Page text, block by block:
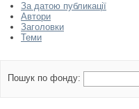
За датою публикації
Автори
Заголовки
Теми
Пошук по фонду: